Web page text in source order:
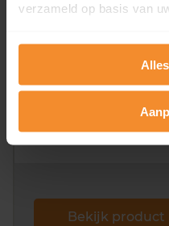
verzameld op basis van
Kadastrale kaart
Alleen globale ligging
Een uitgebreid
omliggende percelen
dit inclusief de luchtfoto!
Bekijk product